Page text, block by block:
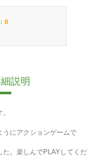
0
説明
うにアクションゲームで
。楽しんでPLAYしてくだ